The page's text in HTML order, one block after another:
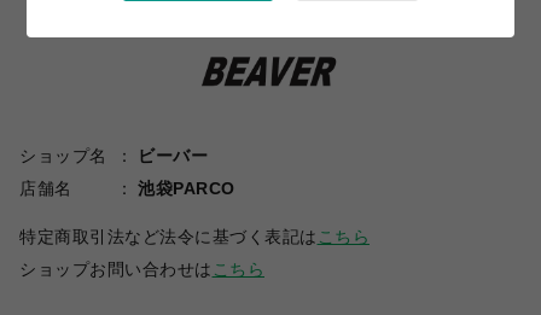
ショップ名
ビーバー
店舗名
池袋PARCO
特定商取引法など法令に基づく表記は こちら
ショップお問い合わせは こちら